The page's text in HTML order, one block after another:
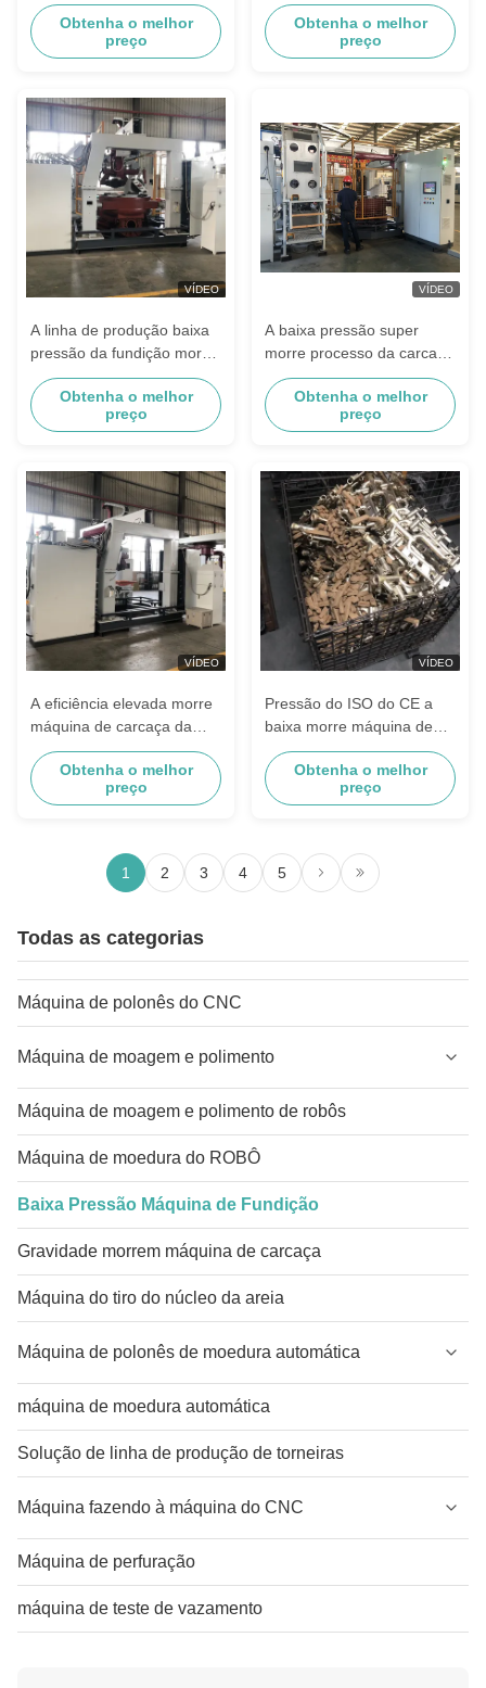
torneiras/de medidor ou
válvula de água
Obtenha o melhor
preço
carcaça do torneira para a
moedura do robô
Obtenha o melhor
preço
VÍDEO
A linha de produção baixa
pressão da fundição morre
máquina de carcaça para o
medidor de água de bronze
Obtenha o melhor
preço
VÍDEO
A baixa pressão super
morre processo da carcaça
para os alojamentos do
alojamento de válvula e do
medidor de água
Obtenha o melhor
preço
VÍDEO
A eficiência elevada morre
máquina de carcaça da
pressão para produtos
sanitários do chuveiro dos
mercadorias
Obtenha o melhor
preço
VÍDEO
Pressão do ISO do CE a
baixa morre máquina de
carcaça da liga de cobre e
liga de zinco
Obtenha o melhor
preço
1 2 3 4 5
Todas as categorias
Máquina de polonês do CNC
Máquina de moagem e polimento
Máquina de moagem e polimento de robôs
Máquina de moedura do ROBÔ
Baixa Pressão Máquina de Fundição
Gravidade morrem máquina de carcaça
Máquina do tiro do núcleo da areia
Máquina de polonês de moedura automática
máquina de moedura automática
Solução de linha de produção de torneiras
Máquina fazendo à máquina do CNC
Máquina de perfuração
máquina de teste de vazamento